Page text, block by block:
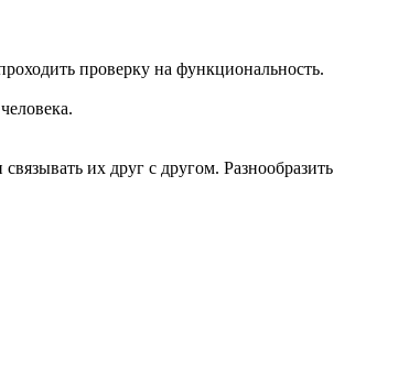
проверку на функциональность.
их друг с другом. Разнообразить